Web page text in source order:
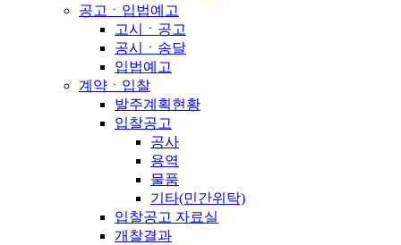
공고ㆍ입법예고
고시ㆍ공고
공시ㆍ송달
입법예고
계약ㆍ입찰
발주계획현황
입찰공고
공사
용역
물품
기타(민간위탁)
입찰공고 자료실
개찰결과